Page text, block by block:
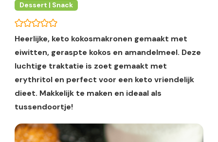
Dessert | Snack
Heerlijke, keto kokosmakronen gemaakt met
eiwitten, geraspte kokos en amandelmeel. Deze
luchtige traktatie is zoet gemaakt met
erythritol en perfect voor een keto vriendelijk
dieet. Makkelijk te maken en ideaal als
tussendoortje!